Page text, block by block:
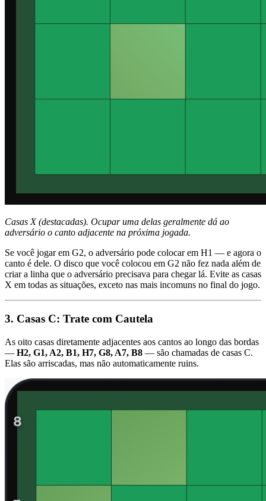
Casas X (destacadas). Ocupar uma delas geralmente dá ao
adversário o canto adjacente na próxima jogada.
Se você jogar em G2, o adversário pode colocar em H1 — e agora o
canto é dele. O disco que você colocou em G2 não fez nada além de
criar a linha que o adversário precisava para chegar lá. Evite as casas
X em todas as situações, exceto nas mais incomuns no final do jogo.
3. Casas C: Trate com Cautela
As oito casas diretamente adjacentes aos cantos ao longo das bordas
— H2, G1, A2, B1, H7, G8, A7, B8 — são chamadas de casas C.
Elas são arriscadas, mas não automaticamente ruins.